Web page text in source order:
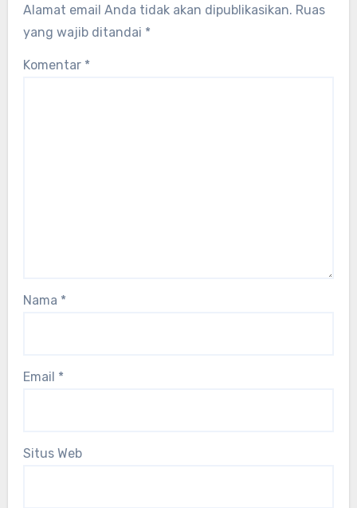
Alamat email Anda tidak akan dipublikasikan. Ruas
yang wajib ditandai *
Komentar *
Nama *
Email *
Situs Web